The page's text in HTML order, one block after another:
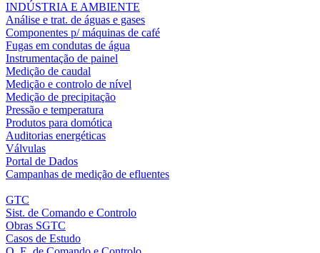
INDÚSTRIA E AMBIENTE
Análise e trat. de águas e gases
Componentes p/ máquinas de café
Fugas em condutas de água
Instrumentação de painel
Medição de caudal
Medição e controlo de nível
Medição de precipitação
Pressão e temperatura
Produtos para domótica
Auditorias energéticas
Válvulas
Portal de Dados
Campanhas de medição de efluentes
GTC
Sist. de Comando e Controlo
Obras SGTC
Casos de Estudo